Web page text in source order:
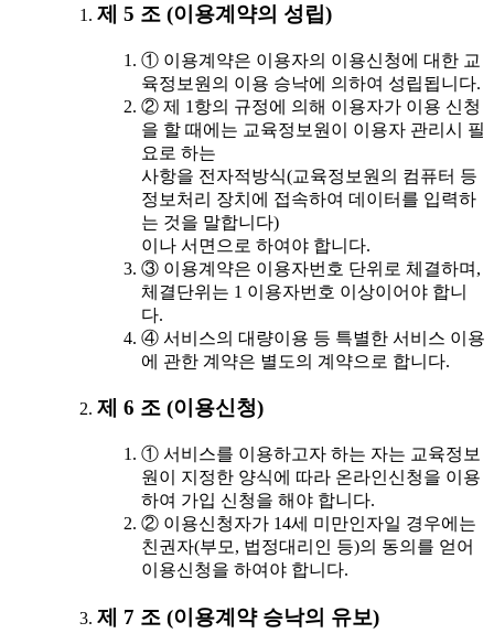
제 5 조 (이용계약의 성립)
① 이용계약은 이용자의 이용신청에 대한 교
육정보원의 이용 승낙에 의하여 성립됩니다.
② 제 1항의 규정에 의해 이용자가 이용 신청
을 할 때에는 교육정보원이 이용자 관리시 필
요로 하는
사항을 전자적방식(교육정보원의 컴퓨터 등
정보처리 장치에 접속하여 데이터를 입력하
는 것을 말합니다)
이나 서면으로 하여야 합니다.
③ 이용계약은 이용자번호 단위로 체결하며,
체결단위는 1 이용자번호 이상이어야 합니
다.
④ 서비스의 대량이용 등 특별한 서비스 이용
에 관한 계약은 별도의 계약으로 합니다.
제 6 조 (이용신청)
① 서비스를 이용하고자 하는 자는 교육정보
원이 지정한 양식에 따라 온라인신청을 이용
하여 가입 신청을 해야 합니다.
② 이용신청자가 14세 미만인자일 경우에는
친권자(부모, 법정대리인 등)의 동의를 얻어
이용신청을 하여야 합니다.
제 7 조 (이용계약 승낙의 유보)